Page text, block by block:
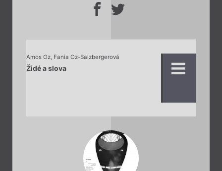
Amos Oz, Fania Oz-Salzbergerová
Židé a slova